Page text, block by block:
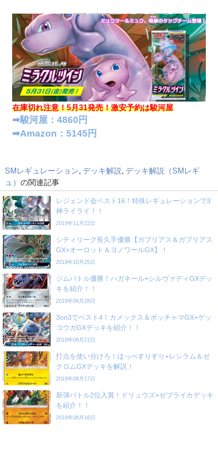
在庫切れ注意！5月31発売！激安予約は駿河屋
➡︎駿河屋：4860円
➡︎Amazon：5145円
SMレギュレーション デッキ解説
デッキ解説（SMレギ
ュ） の関連記事
レジェンド会ベスト16！特殊レギュレーションで3
神ライライ！！
2019年11月22日
シティリーグ長久手優勝【ガブリアス＆ガブリアス
GX+オーロット＆ヨノワールGX】！
2019年10月25日
ジムバトル優勝！ハガネール+シルヴァディGXデッ
キを紹介！！
2019年08月28日
3on3でベスト4！カメックス＆ポッチャマGX+ゲッ
コウガGXデッキを紹介！！
2019年08月21日
打点を使い分けろ！ほっぺすりすり+レシラム＆ゼ
クロムGXデッキを解説！
2019年08月17日
新弾バトル2位入賞！ドリュウズ+ゼブライカデッキ
を紹介！！
2019年08月16日